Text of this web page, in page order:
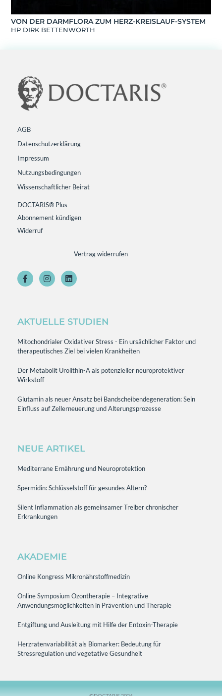
VON DER DARMFLORA ZUM HERZ-KREISLAUF-SYSTEM
HP DIRK BETTENWORTH
AGB
Datenschutzerklärung
Impressum
Nutzungsbedingungen
Wissenschaftlicher Beirat
DOCTARIS® Plus
Abonnement kündigen
Widerruf
Vertrag widerrufen
AKTUELLE STUDIEN
Mitochondrialer Oxidativer Stress - Ein ursächlicher Faktor und
therapeutisches Ziel bei vielen Krankheiten
Der Metabolit Urolithin-A als potenzieller neuroprotektiver
Wirkstoff
Glutamin als neuer Ansatz bei Bandscheibendegeneration: Sein
Einfluss auf Zellerneuerung und Alterungsprozesse
NEUE ARTIKEL
Mediterrane Ernährung und Neuroprotektion
Spermidin: Schlüsselstoff für gesundes Altern?
Silent Inflammation als gemeinsamer Treiber chronischer
Erkrankungen
AKADEMIE
Online Kongress Mikronährstoffmedizin
Online Symposium Ozontherapie – Integrative
Anwendungsmöglichkeiten in Prävention und Therapie
Entgiftung und Ausleitung mit Hilfe der Entoxin-Therapie
Herzratenvariabilität als Biomarker: Bedeutung für
Stressregulation und vegetative Gesundheit